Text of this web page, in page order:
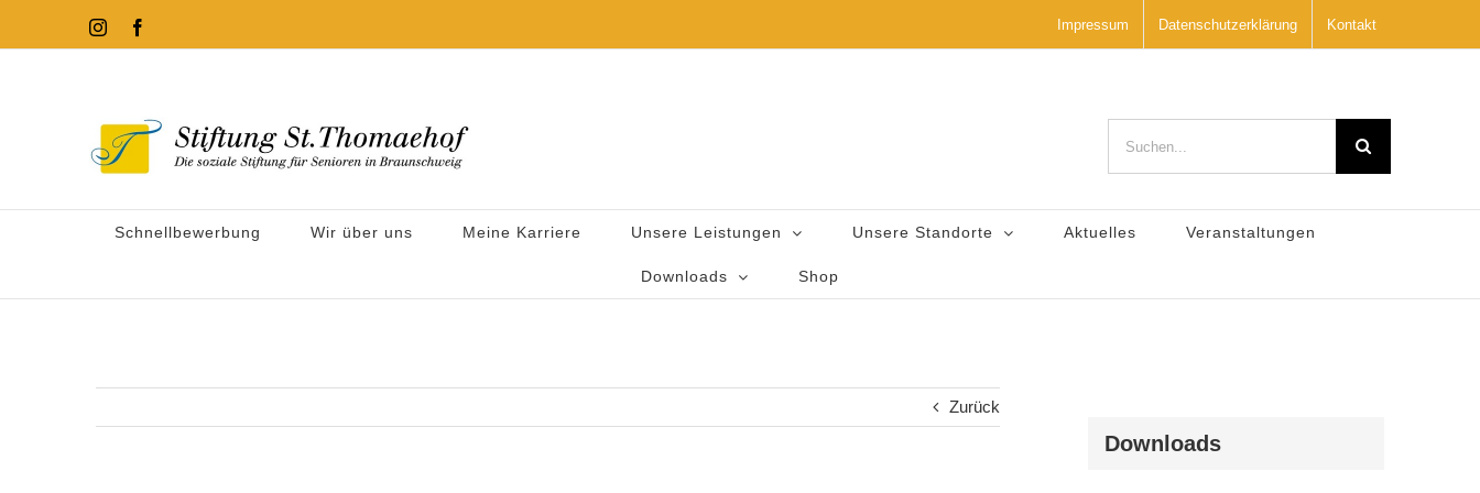
Inhalt
Instagram Impressum Datenschutzerklärung Kontakt
nach:
Schnellbewerbung Wir über uns Meine Karriere Unsere Leistungen Unsere Standorte Aktuelles Veranstaltungen
Downloads Shop
Zurück
Downloads